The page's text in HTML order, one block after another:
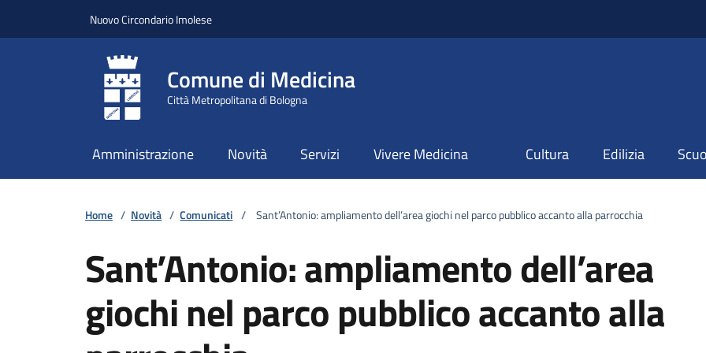
Nuovo Circondario Imolese
Comune di Medicina
Città Metropolitana di Bologna
Amministrazione Novità Servizi Vivere Medicina Cultura Edilizia
Home / Novità / Comunicati / Sant’Antonio: ampliamento dell’area giochi nel parco pubblico accanto alla parrocchia
Sant’Antonio: ampliamento dell’area
giochi nel parco pubblico accanto alla